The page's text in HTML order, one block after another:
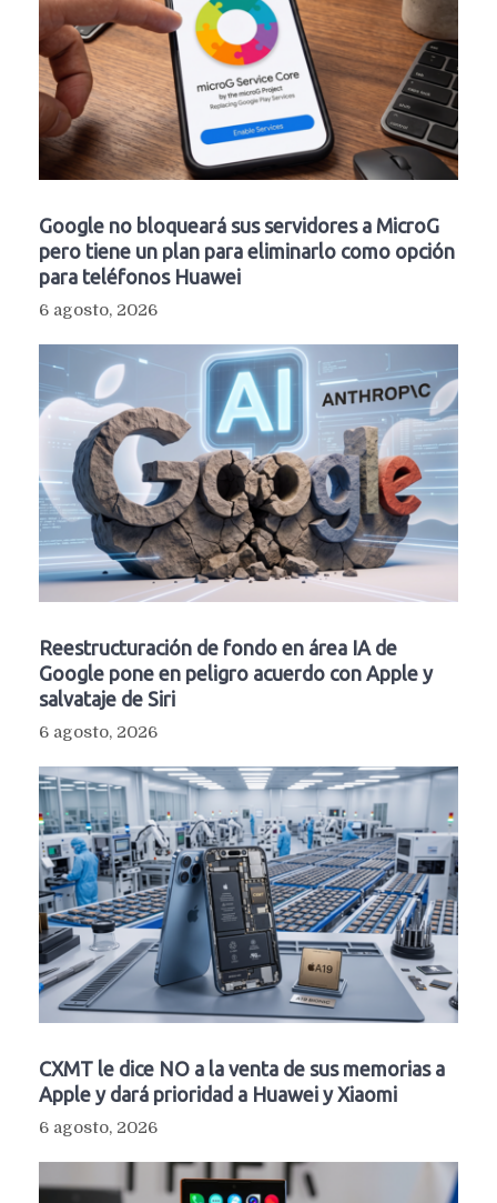
Google no bloqueará sus servidores a MicroG
pero tiene un plan para eliminarlo como opción
para teléfonos Huawei
6 agosto, 2026
Reestructuración de fondo en área IA de
Google pone en peligro acuerdo con Apple y
salvataje de Siri
6 agosto, 2026
CXMT le dice NO a la venta de sus memorias a
Apple y dará prioridad a Huawei y Xiaomi
6 agosto, 2026